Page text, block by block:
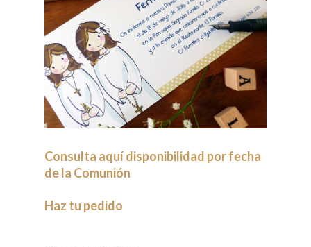
Consulta aquí disponibilidad por fecha
de la Comunión
Haz tu pedido